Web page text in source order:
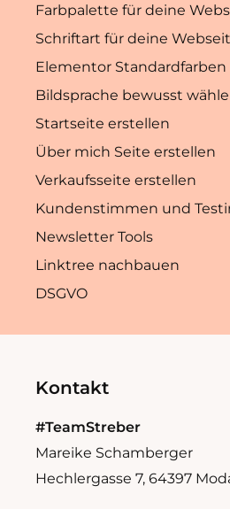
Farbpalette für deine
Schriftart für deine
Elementor
Bildsprache bewusst
Startseite erstellen
Über mich Seite erstellen
Verkaufsseite erstellen
Kundenstimmen und
Newsletter Tools
Linktree nachbauen
DSGVO
Kontakt
#TeamStreber
Mareike Schamberger
Hechlergasse 7, 64397